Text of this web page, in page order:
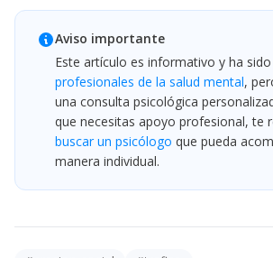
Aviso importante
Este artículo es informativo y ha sido
profesionales de la salud mental,
una consulta psicológica
que necesitas apoyo profesional, te
buscar un psicólogo que pueda
manera individual.